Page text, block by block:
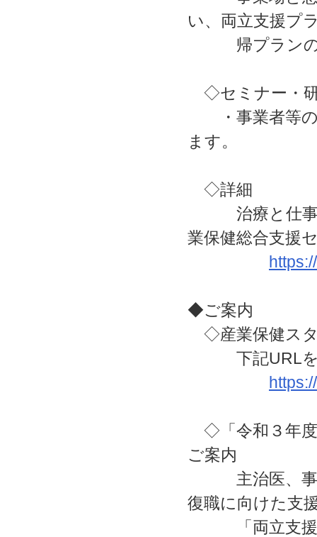
い、両立支援プ
帰プランの作
◇セミナー・
・事業者等の
ます。
◇詳細
治療と仕事の
業保健総合支援
◆ご案内
◇産業保健スタ
下記URLを
◇「令和３年度
ご案内
主治医、事業
復職に向けた支
「両立支援コ